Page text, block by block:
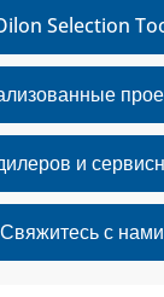
Selection
и
Свяжитесь с